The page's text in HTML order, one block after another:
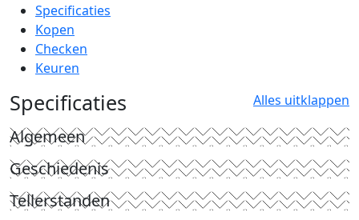
Specificaties
Kopen
Checken
Keuren
Specificaties Alles uitklappen
Algemeen
Geschiedenis
Tellerstanden